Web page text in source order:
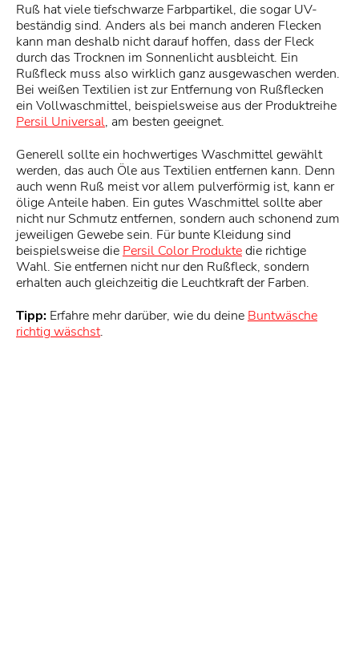
Ruß hat viele tiefschwarze Farbpartikel, die sogar UV-
beständig sind. Anders als bei manch anderen Flecken
kann man deshalb nicht darauf hoffen, dass der Fleck
durch das Trocknen im Sonnenlicht ausbleicht. Ein
Rußfleck muss also wirklich ganz ausgewaschen werden.
Bei weißen Textilien ist zur Entfernung von Rußflecken
ein Vollwaschmittel, beispielsweise aus der Produktreihe
Persil Universal, am besten geeignet.
Generell sollte ein hochwertiges Waschmittel gewählt
werden, das auch Öle aus Textilien entfernen kann. Denn
auch wenn Ruß meist vor allem pulverförmig ist, kann er
ölige Anteile haben. Ein gutes Waschmittel sollte aber
nicht nur Schmutz entfernen, sondern auch schonend zum
jeweiligen Gewebe sein. Für bunte Kleidung sind
beispielsweise die Persil Color Produktedie richtige
Wahl. Sie entfernen nicht nur den Rußfleck, sondern
erhalten auch gleichzeitig die Leuchtkraft der Farben.
Tipp: Erfahre mehr darüber, wie du deine Buntwäsche
richtig wäschst.